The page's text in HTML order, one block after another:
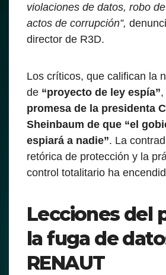
violaciones de datos, robo
actos de corrupción”,
director de R3D.
Los críticos, que califican la
de “proyecto de ley espía”
promesa de la presidenta
Sheinbaum de que “el
espiará a nadie”. La
retórica de protección y la
control totalitario ha
Lecciones del
la fuga de
RENAUT